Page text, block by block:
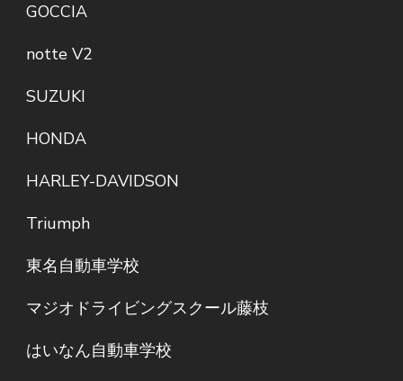
GOCCIA
notte V2
SUZUKI
HONDA
HARLEY-DAVIDSON
Triumph
東名自動車学校
マジオドライビングスクール藤枝
はいなん自動車学校